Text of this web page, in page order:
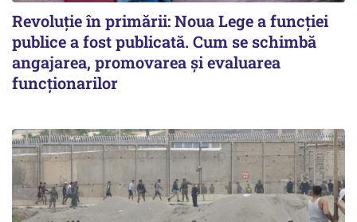
Revoluție în primării: Noua Lege a funcției
publice a fost publicată. Cum se schimbă
angajarea, promovarea și evaluarea
funcționarilor